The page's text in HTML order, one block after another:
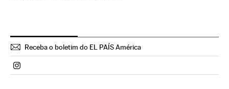
Receba o boletim do EL PAÍS América
Politica El País Brasil en Instagram